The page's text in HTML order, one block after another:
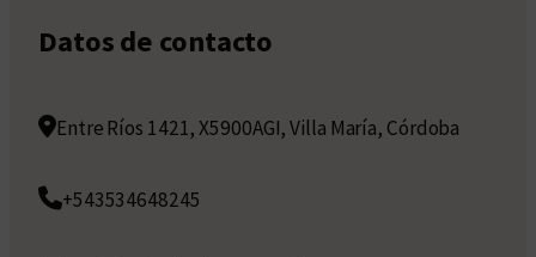
Datos de contacto
Entre Ríos 1421, X5900AGI, Villa María, Córdoba
+543534648245